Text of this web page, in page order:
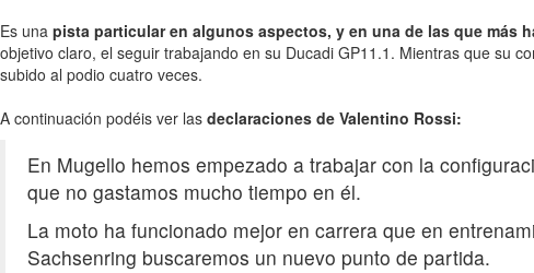
Es una pista particular en algunos aspectos, y en una de las que más
objetivo claro, el seguir trabajando en su Ducadi GP11.1. Mientras que su
subido al podio cuatro veces.
A continuación podéis ver las declaraciones de Valentino Rossi:
En Mugello hemos empezado a trabajar con la
que no gastamos mucho tiempo en él.
La moto ha funcionado mejor en carrera que en
Sachsenring buscaremos un nuevo punto de partida.